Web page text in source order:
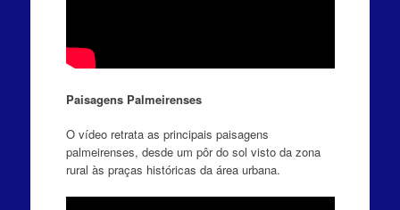
Paisagens Palmeirenses
O vídeo retrata as principais paisagens
palmeirenses, desde um pôr do sol visto da zona
rural às praças históricas da área urbana.